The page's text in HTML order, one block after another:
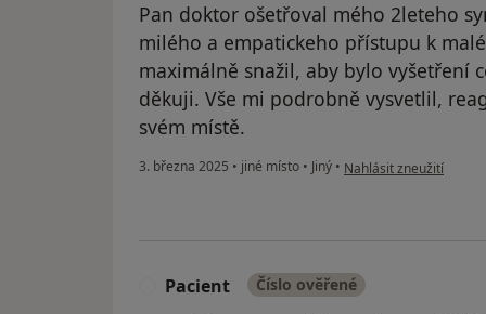
Jazykové znalosti
čeština, němčina, angličtina, ruština
Pan doktor ošetřoval mého 2leteho
milého a empatickeho přístupu k
maximálně snažil, aby bylo vyšetření
děkuji. Vše mi podrobně vysvetlil,
svém místě.
3. března 2025 • jiné místo • Jiný • podle názoru uživatele
Nahlásit zneužití
Pacient Číslo ověřené